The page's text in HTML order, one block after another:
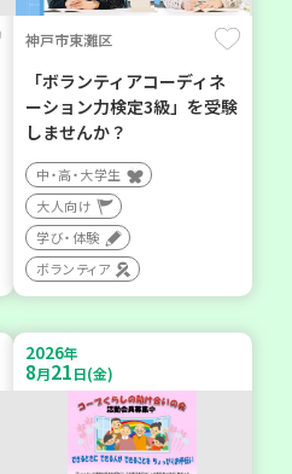
神戸市東灘区
「ボランティアコーディネ
ーション力検定3級」を受験
しませんか？
中・高・大学生
大人向け
学び・体験
ボランティア
2026年
8月21日(金)